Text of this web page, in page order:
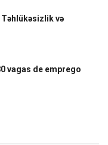
və
vagas de emprego